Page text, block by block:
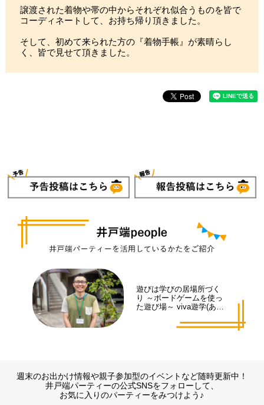
譲渡された着物や帯の中からそれぞれ似合うものを皆で
コーディネートして、お持ち帰り頂きました。
そして、初めて来られた方の『着物手帳』が素晴らし
く、皆で見せて頂きました。
遊びは学びの居場所づく
り ～ボードゲームを使っ
た遊び場～ viva遊学(あそ
週末のお出かけ情報や親子参加型のイベントなど随時更新中！
井戸端パーティーの公式SNSをフォローして、
お気に入りのパーティーをみつけよう♪